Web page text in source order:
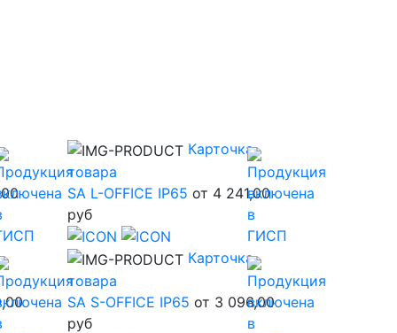
Карточка
товара
SA L-OFFICE IP65 от 4 241,00
руб
Карточка
товара
SA S-OFFICE IP65 от 3 096,00
руб